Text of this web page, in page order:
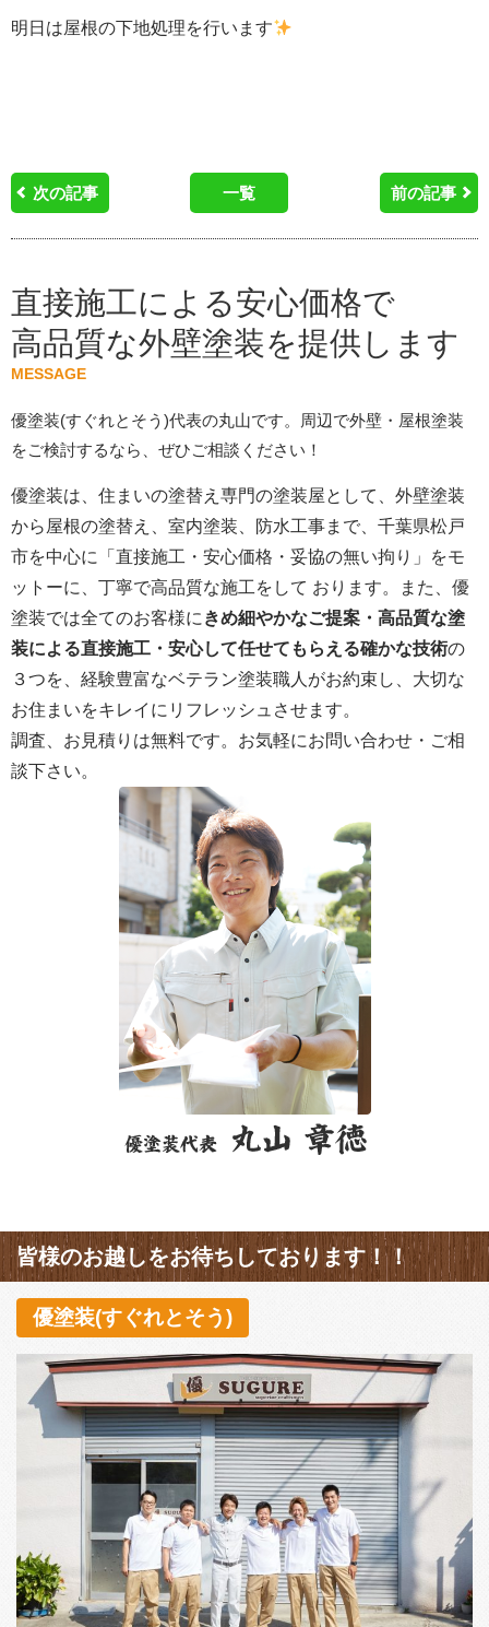
明日は屋根の下地処理を行います
次の記事 一覧 前の記事
直接施工による安心価格で
高品質な外壁塗装を提供します
MESSAGE
優塗装(すぐれとそう)代表の丸山です。周辺で外壁・屋根塗装
をご検討するなら、ぜひご相談ください！
優塗装は、住まいの塗替え専門の塗装屋として、外壁塗装
から屋根の塗替え、室内塗装、防水工事まで、千葉県松戸
市を中心に「直接施工・安心価格・妥協の無い拘り」をモ
ットーに、丁寧で高品質な施工をして おります。また、優
塗装では全てのお客様に きめ細やかなご提案・高品質な塗
装による直接施工・安心して任せてもらえる確かな技術の
３つを、経験豊富なベテラン塗装職人がお約束し、大切な
お住まいをキレイにリフレッシュさせます。
調査、お見積りは無料です。お気軽にお問い合わせ・ご相
談下さい。
皆様のお越しをお待ちしております！！
優塗装(すぐれとそう)